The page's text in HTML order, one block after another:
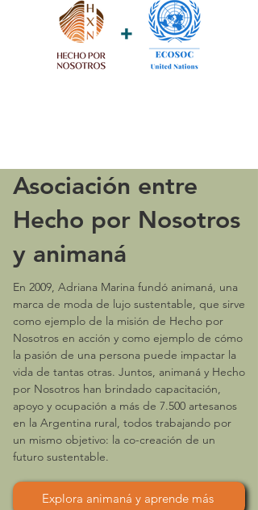
Asociación entre
Hecho por Nosotros
y animaná
En 2009, Adriana Marina fundó animaná, una
marca de moda de lujo sustentable, que sirve
como ejemplo de la misión de Hecho por
Nosotros en acción y como ejemplo de cómo
la pasión de una persona puede impactar la
vida de tantas otras. Juntos, animaná y Hecho
por Nosotros han brindado capacitación,
apoyo y ocupación a más de 7.500 artesanos
en la Argentina rural, todos trabajando por
un mismo objetivo: la co-creación de un
futuro sustentable.
Explora animaná y aprende más